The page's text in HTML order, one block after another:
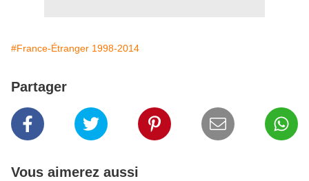
#France-Étranger 1998-2014
Partager
Vous aimerez aussi